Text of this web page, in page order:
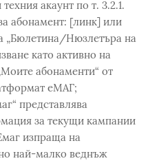
акаунт по т. 3.2.1.
абонамент: [линк] или
„Бюлетина/Нюзлетъра на
като активно на
абонаменти“ от
еМАГ;
представлява
за текущи кампании
изпраща на
най-малко веднъж